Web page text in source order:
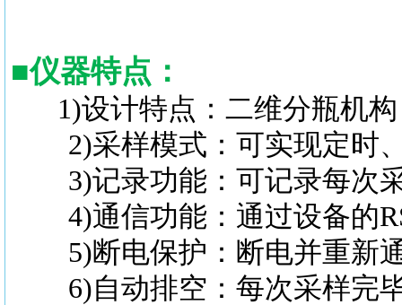
■仪器特点 ：
1)设计特点：二维分瓶机
2)采样模式：可实现定时、
3)记录功能：可记录每次
4)通信功能：通过设备的
5)断电保护：断电并重新通
6)自动排空：每次采样完毕